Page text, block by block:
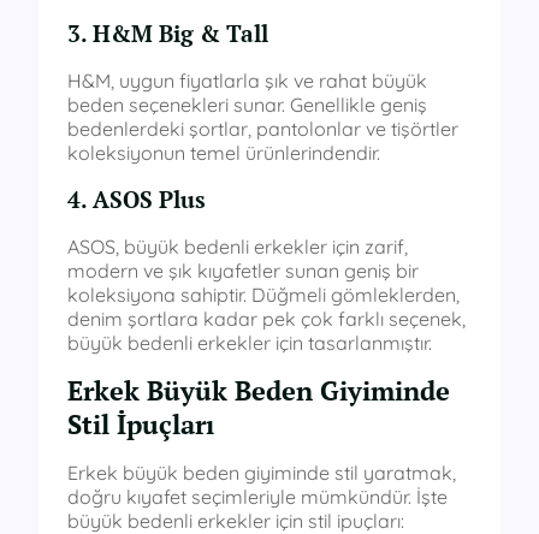
3. H&M Big & Tall
H&M, uygun fiyatlarla şık ve rahat büyük
beden seçenekleri sunar. Genellikle geniş
bedenlerdeki şortlar, pantolonlar ve tişörtler
koleksiyonun temel ürünlerindendir.
4. ASOS Plus
ASOS, büyük bedenli erkekler için zarif,
modern ve şık kıyafetler sunan geniş bir
koleksiyona sahiptir. Düğmeli gömleklerden,
denim şortlara kadar pek çok farklı seçenek,
büyük bedenli erkekler için tasarlanmıştır.
Erkek Büyük Beden Giyiminde
Stil İpuçları
Erkek büyük beden giyiminde stil yaratmak,
doğru kıyafet seçimleriyle mümkündür. İşte
büyük bedenli erkekler için stil ipuçları: